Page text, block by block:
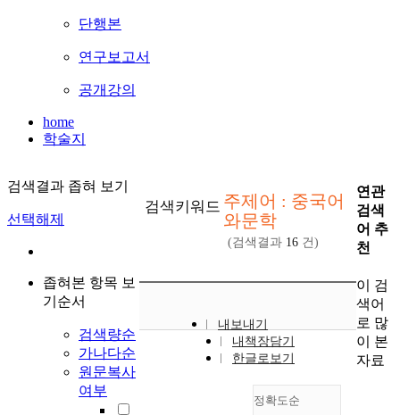
단행본
연구보고서
공개강의
home
학술지
검색결과 좁혀 보기
선택해제
좁혀본 항목 보
기순서
검색량순
가나다순
원문복사
여부
검색키워드 주제어 : 중국어
와문학
(검색결과 16 건)
내보내기
내책장담기
한글로보기
정확도순
연관
검색
어 추
천
이 검
색어
로 많
이 본
자료